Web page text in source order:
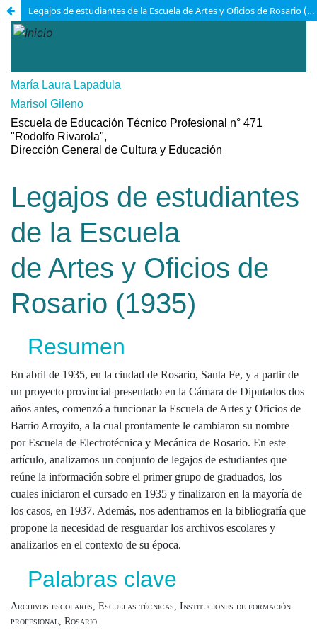
Legajos de estudiantes de la Escuela de Artes y Oficios de Rosario (1935)